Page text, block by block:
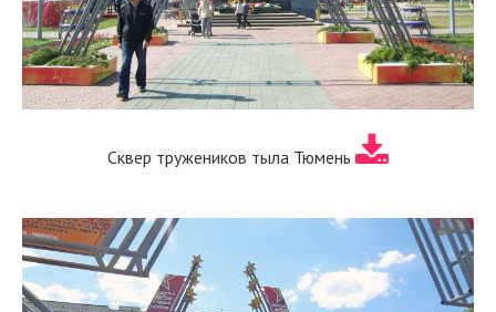
Сквер тружеников тыла Тюмень